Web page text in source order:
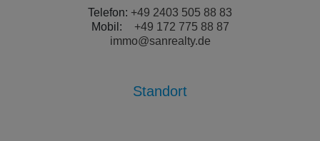
Telefon: +49 2403 505 88 83
Mobil:
+49 172 775 88 87
immo@sanrealty.de
Standort